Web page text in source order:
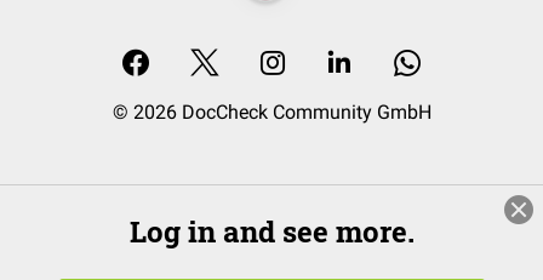
© 2026 DocCheck Community GmbH
Log in and see more.